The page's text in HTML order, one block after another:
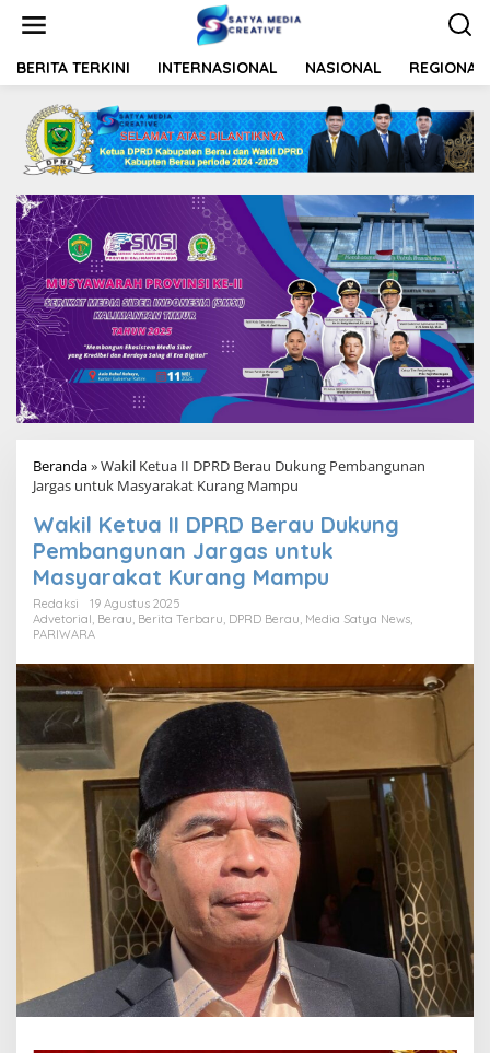
t
BERITA TERKINI INTERNASIONAL NASIONAL REGIONAL
Beranda»Wakil Ketua II DPRD Berau Dukung Pembangunan
Jargas untuk Masyarakat Kurang Mampu
Wakil Ketua II DPRD Berau Dukung
Pembangunan Jargas untuk
Masyarakat Kurang Mampu
Redaksi
19 Agustus 2025
Advetorial Berau Berita Terbaru DPRD Berau Media Satya News
PARIWARA